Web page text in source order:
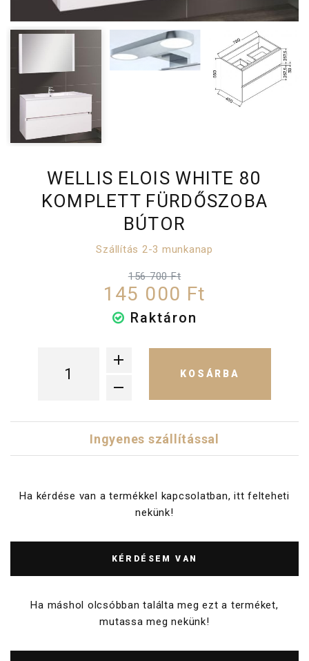
WELLIS ELOIS WHITE 80
KOMPLETT FÜRDŐSZOBA
BÚTOR
Szállítás 2-3 munkanap
156 700 Ft
145 000 Ft
Raktáron
KOSÁRBA
Ingyenes szállítással
Ha kérdése van a termékkel kapcsolatban, itt felteheti
nekünk!
KÉRDÉSEM VAN
Ha máshol olcsóbban találta meg ezt a terméket,
mutassa meg nekünk!